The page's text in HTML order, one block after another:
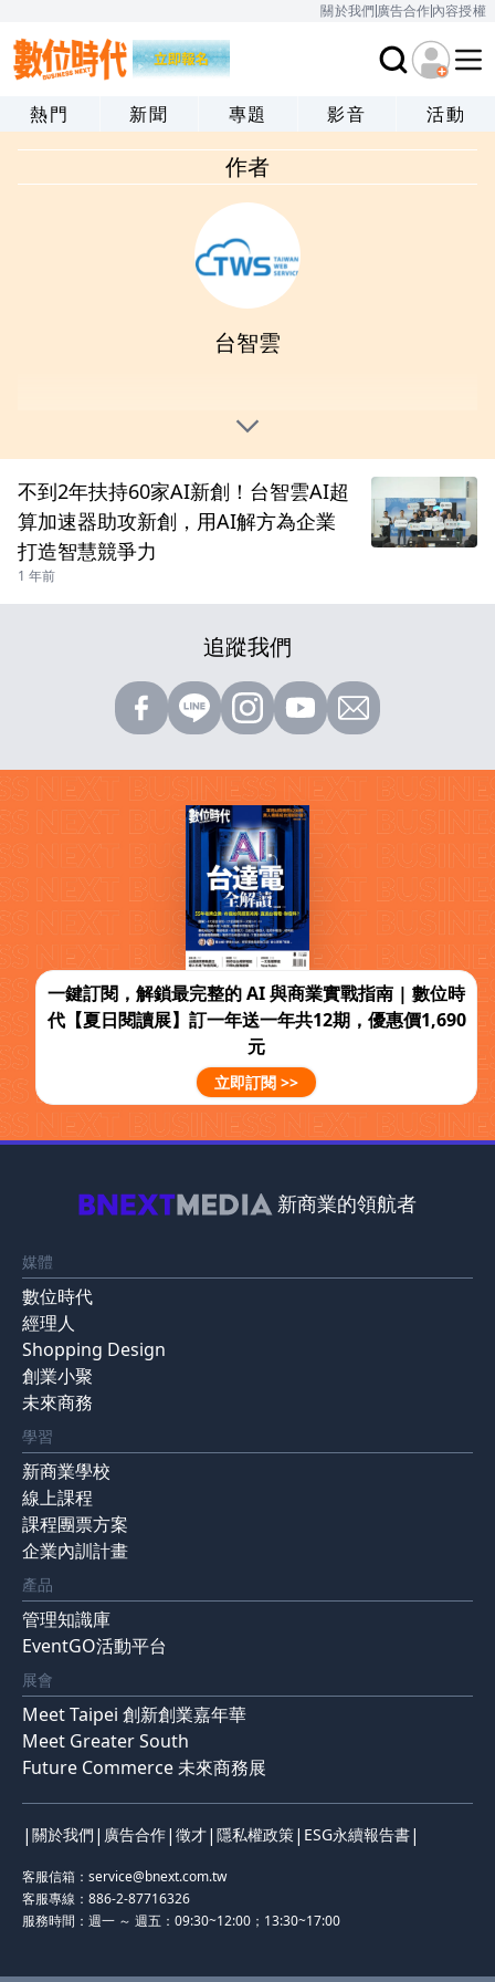
關於我們廣告合作內容授權
熱門 新聞 專題 影音 活動
作者
台智雲
不到2年扶持60家AI新創！台智雲AI超
算加速器助攻新創，用AI解方為企業
打造智慧競爭力
1 年前
追蹤我們
一鍵訂閱，解鎖最完整的 AI 與商業實戰指南 | 數位時
代【夏日閱讀展】訂一年送一年共12期，優惠價1,690
元
立即訂閱 >>
新商業的領航者
媒體
數位時代
經理人
Shopping Design
創業小聚
未來商務
學習
新商業學校
線上課程
課程團票方案
企業內訓計畫
產品
管理知識庫
EventGO活動平台
展會
Meet Taipei 創新創業嘉年華
Meet Greater South
Future Commerce 未來商務展
| 關於我們 | 廣告合作| 徵才| 隱私權政策| ESG永續報告書|
客服信箱： service@bnext.com.tw
客服專線：886-2-87716326
服務時間：週一 ～ 週五：09:30~12:00；13:30~17:00
X
掌握最新 AI 發展趨勢！
立即訂閱《數位時代》日報、《一天
一AI》圖解日報
訂閱即同意巨思文化隱私權政策